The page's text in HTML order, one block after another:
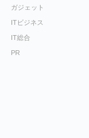
ガジェット
ITビジネス
IT総合
PR